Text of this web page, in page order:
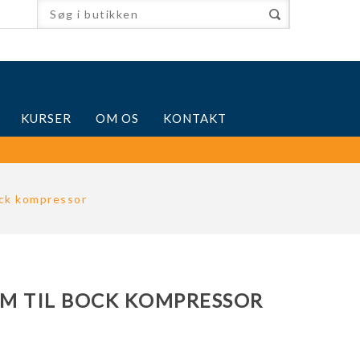
KURSER OM OS KONTAKT
kompressor
TIL BOCK KOMPRESSOR